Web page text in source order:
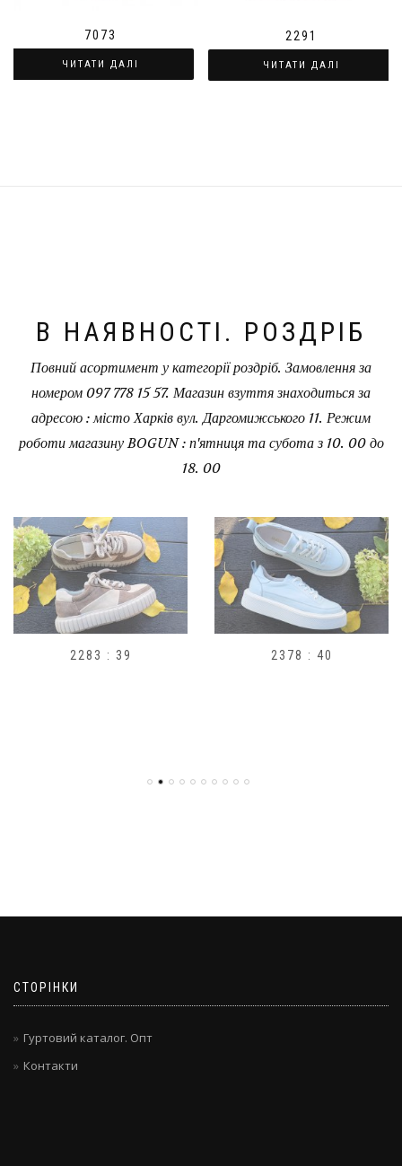
7073
ЧИТАТИ ДАЛІ
2291
ЧИТАТИ ДАЛІ
В НАЯВНОСТІ. РОЗДРІБ
Повний асортимент у категорії роздріб. Замовлення за
номером 097 778 15 57. Магазин взуття знаходиться за
адресою : місто Харків вул. Даргомижського 11. Режим
роботи магазину BOGUN : п'ятниця та субота з 10. 00 до
18. 00
2378 : 40 H1
СТОРІНКИ
Гуртовий каталог. Опт
Контакти